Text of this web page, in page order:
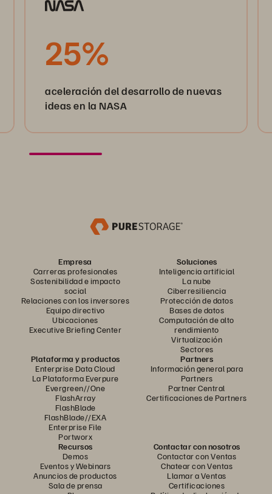
25%
aceleración del desarrollo de nuevas
ideas en la NASA
Empresa
Carreras profesionales
Sostenibilidad e impacto
social
Relaciones con los inversores
Equipo directivo
Ubicaciones
Executive Briefing Center
Soluciones
Inteligencia artificial
La nube
Ciberresiliencia
Protección de datos
Bases de datos
Computación de alto
rendimiento
Virtualización
Sectores
Plataforma y productos
Enterprise Data Cloud
La Plataforma Everpure
Evergreen//One
FlashArray
FlashBlade
FlashBlade//EXA
Enterprise File
Portworx
Partners
Información general para
Partners
Partner Central
Certificaciones de Partners
Recursos
Demos
Eventos y Webinars
Anuncios de productos
Sala de prensa
Contactar con nosotros
Contactar con Ventas
Chatear con Ventas
Llamar a Ventas
Certificaciones